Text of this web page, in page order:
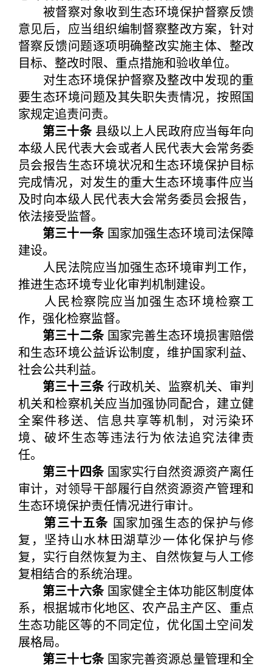
被督察对象收到生态环境保护督察反馈
意见后，应当组织编制督察整改方案，针对
督察反馈问题逐项明确整改实施主体、整改
目标、整改时限、重点措施和验收单位。
对生态环境保护督察及整改中发现的重
要生态环境问题及其失职失责情况，按照国
家规定追责问责。
第三十条县级以上人民政府应当每年向
本级人民代表大会或者人民代表大会常务委
员会报告生态环境状况和生态环境保护目标
完成情况，对发生的重大生态环境事件应当
及时向本级人民代表大会常务委员会报告，
依法接受监督。
第三十一条国家加强生态环境司法保障
建设。
人民法院应当加强生态环境审判工作，
推进生态环境专业化审判机制建设。
人民检察院应当加强生态环境检察工
作，强化检察监督。
第三十二条国家完善生态环境损害赔偿
和生态环境公益诉讼制度，维护国家利益、
社会公共利益。
第三十三条行政机关、监察机关、审判
机关和检察机关应当加强协同配合，建立健
全案件移送、信息共享等机制，对污染环
境、破坏生态等违法行为依法追究法律责
任。
第三十四条国家实行自然资源资产离任
审计，对领导干部履行自然资源资产管理和
生态环境保护责任情况进行审计。
第三十五条 国家加强生态的保护与修
复，坚持山水林田湖草沙一体化保护与修
复，实行自然恢复为主、自然恢复与人工修
复相结合的系统治理。
第三十六条国家健全主体功能区制度体
系，根据城市化地区、农产品主产区、重点
生态功能区等的不同定位，优化国土空间发
展格局。
第三十七条国家完善资源总量管理和全